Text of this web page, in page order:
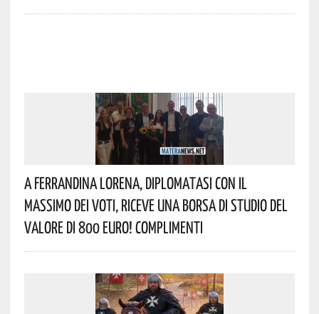
A Ferrandina Lorena, Diplomatasi Con Il
Massimo Dei Voti, Riceve Una Borsa Di Studio Del
Valore Di 800 Euro! Complimenti